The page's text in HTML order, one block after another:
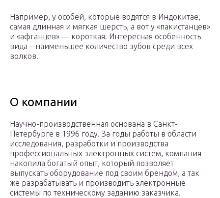
Например, у особей, которые водятся в Индокитае,
самая длинная и мягкая шерсть, а вот у «пакистанцев»
и «афганцев» — короткая. Интересная особенность
вида – наименьшее количество зубов среди всех
волков.
О компании
Научно-производственная основана в Санкт-
Петербурге в 1996 году. За годы работы в области
исследования, разработки и производства
профессиональных электронных систем, компания
накопила богатый опыт, который позволяет
выпускать оборудование под своим брендом, а так
же разрабатывать и производить электронные
системы по техническому заданию заказчика.